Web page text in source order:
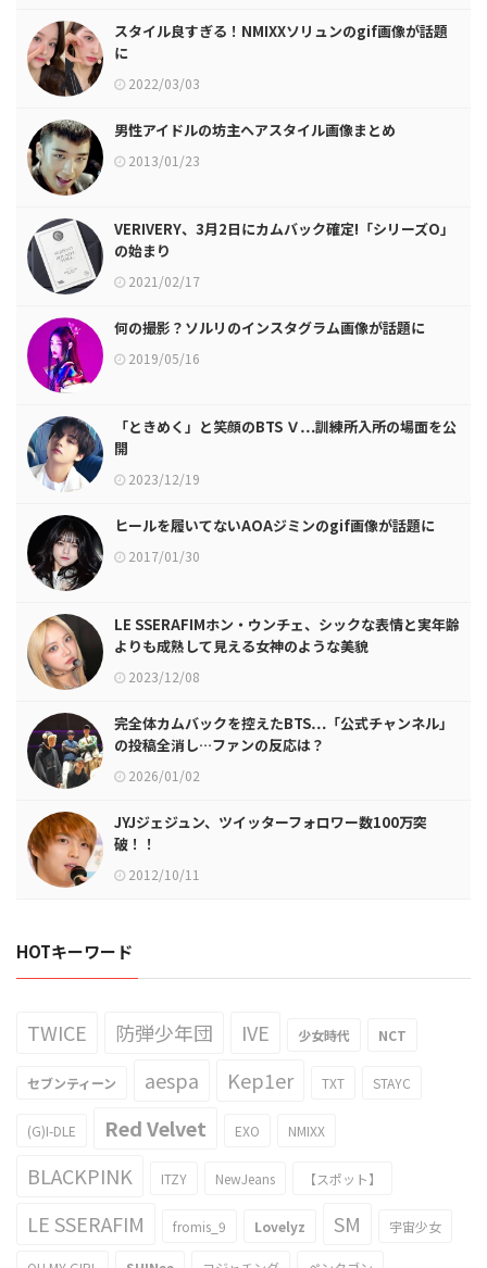
スタイル良すぎる！NMIXXソリュンのgif画像が話題
に
2022/03/03
男性アイドルの坊主ヘアスタイル画像まとめ
2013/01/23
VERIVERY、3月2日にカムバック確定!「シリーズO」
の始まり
2021/02/17
何の撮影？ソルリのインスタグラム画像が話題に
2019/05/16
「ときめく」と笑顔のBTS Ｖ…訓練所入所の場面を公
開
2023/12/19
ヒールを履いてないAOAジミンのgif画像が話題に
2017/01/30
LE SSERAFIMホン・ウンチェ、シックな表情と実年齢
よりも成熟して見える女神のような美貌
2023/12/08
完全体カムバックを控えたBTS…「公式チャンネル」
の投稿全消し…ファンの反応は？
2026/01/02
JYJジェジュン、ツイッターフォロワー数100万突
破！！
2012/10/11
HOTキーワード
TWICE 防弾少年団 IVE 少女時代 NCT
セブンティーン aespa Kep1er TXT STAYC
(G)I-DLE Red Velvet EXO NMIXX
BLACKPINK ITZY NewJeans 【スポット】
LE SSERAFIM fromis_9 Lovelyz SM 宇宙少女